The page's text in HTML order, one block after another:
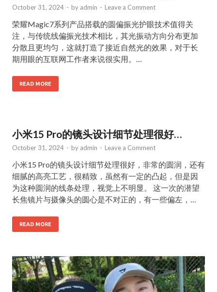
October 31, 2024 - by admin - Leave a Comment
荣耀Magic7系列产品搭载的圆偏振光护眼技术值得关
注，与传统线偏振光技术相比，其光振动方向分布更加
分散且更均匀，这就打造了接近自然光的效果，对于长
期用眼的互联网工作者来说很实用。…
READ MORE
小米15 Pro的镜头设计细节处理很好…
October 31, 2024 - by admin - Leave a Comment
小米15 Pro的镜头设计细节处理很好，非常的圆润，还有
细腻的高亮工艺，很精致，虽然有一定的凸起，但是因
为这种圆润的线条处理，视觉上不明显。 这一次的潜望
长焦镜片与摄像头的圆心是不对正的，有一些偏左，…
READ MORE